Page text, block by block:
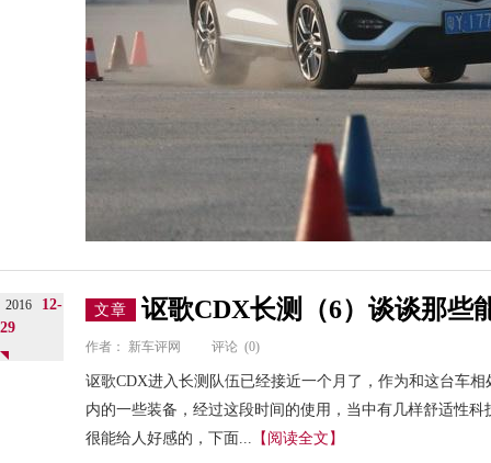
2016
12-
29
文章 讴歌CDX长测（6）谈谈那些
作者： 新车评网 评论 (0)
讴歌CDX进入长测队伍已经接近一个月了，作为和这台车
内的一些装备，经过这段时间的使用，当中有几样舒适性
很能给人好感的，下面... 【阅读全文】